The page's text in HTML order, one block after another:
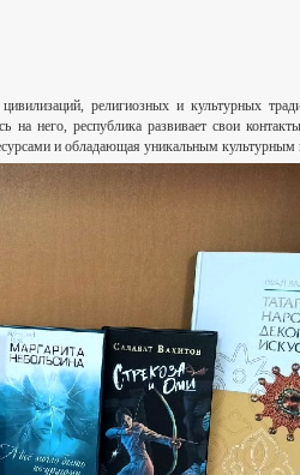
религиозных и культурных
на него, республика развивает свои
и обладающая уникальным культурным